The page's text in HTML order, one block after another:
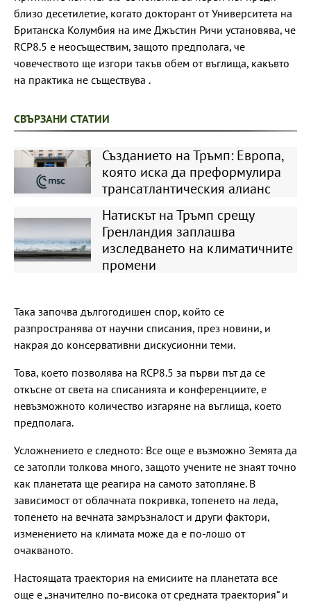
близо десетилетие, когато докторант от Университета на
Британска Колумбия на име Джъстин Ричи установява, че
RCP8.5 е неосъществим, защото предполага, че
човечеството ще изгори такъв обем от въглища, какъвто
на практика не съществува .
СВЪРЗАНИ СТАТИИ
Създанието на Тръмп: Европа,
която иска да преформулира
трансатлантическия алианс
Натискът на Тръмп срещу
Гренландия заплашва
изследването на климатичните
промени
Така започва дългогодишен спор, който се
разпространява от научни списания, през новини, и
накрая до консервативни дискусионни теми.
Това, което позволява на RCP8.5 за първи път да се
откъсне от света на списанията и конференциите, е
невъзможното количество изгаряне на въглища, което
предполага.
Усложнението е следното: Все още е възможно Земята да
се затопли толкова много, защото учените не знаят точно
как планетата ще реагира на самото затопляне. В
зависимост от облачната покривка, топенето на леда,
топенето на вечната замръзналост и други фактори,
изменението на климата може да е по-лошо от
очакваното.
Настоящата траектория на емисиите на планетата все
още е „значително по-висока от средната траектория“ и